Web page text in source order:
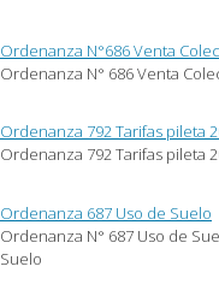
ventana
nueva)
Ordenanza N°686 Venta
Ordenanza N° 686 Venta
Ordenanza 792 Tarifas pileta
Ordenanza 792 Tarifas pileta
Ordenanza 687 Uso de Suelo
Ordenanza N° 687 Uso de
Suelo